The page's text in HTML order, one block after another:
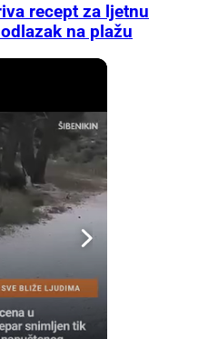
recept za ljetnu
na plažu